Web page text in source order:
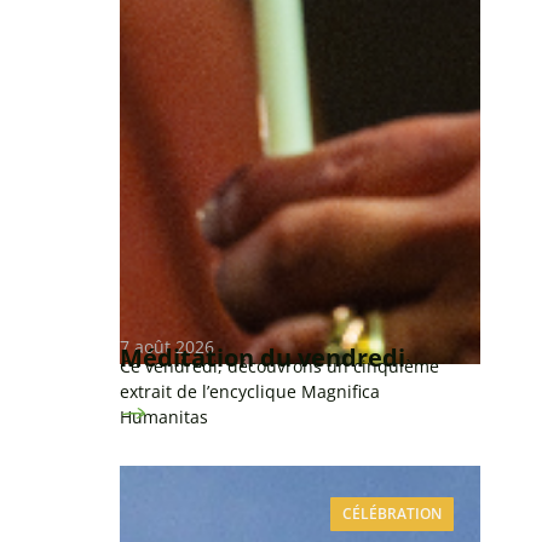
7 août 2026
Méditation du vendredi
Ce vendredi, découvrons un cinquième
extrait de l’encyclique Magnifica
Humanitas
CÉLÉBRATION